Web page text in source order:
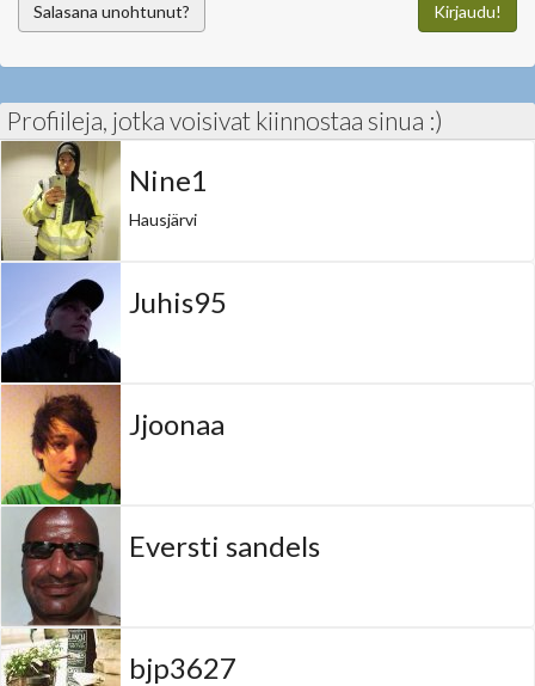
Salasana unohtunut? Kirjaudu!
Profiileja, jotka voisivat kiinnostaa sinua :)
Nine1
Hausjärvi
Juhis95
Jjoonaa
Eversti sandels
bjp3627